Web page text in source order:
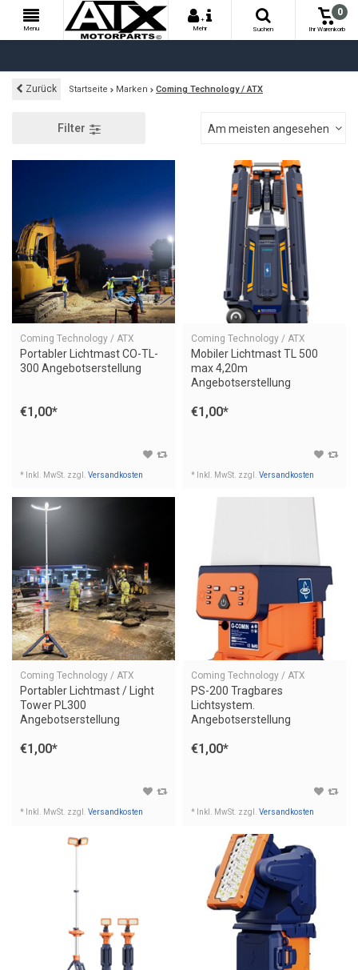
Menu
+
Mehr
Suchen
0
Ihr Warenkorb
Zurück Startseite Marken Coming Technology / ATX
Filter Am meisten angesehen
Coming Technology / ATX
Portabler Lichtmast CO-TL-
300 Angebotserstellung
€1,00*
* Inkl. MwSt. zzgl. Versandkosten
Coming Technology / ATX
Mobiler Lichtmast TL 500
max 4,20m
Angebotserstellung
€1,00*
* Inkl. MwSt. zzgl. Versandkosten
Coming Technology / ATX
Portabler Lichtmast / Light
Tower PL300
Angebotserstellung
€1,00*
* Inkl. MwSt. zzgl. Versandkosten
Coming Technology / ATX
PS-200 Tragbares
Lichtsystem.
Angebotserstellung
€1,00*
* Inkl. MwSt. zzgl. Versandkosten